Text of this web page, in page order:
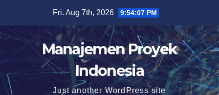
content
Fri. Aug 7th, 2026 9:54:09 PM
Manajemen Proyek
Indonesia
Just another WordPress site